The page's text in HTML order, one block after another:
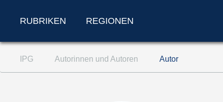
Zum Inhalt springen (Accesskey '1')
Zur Suche springen (Accesskey '2')
RUBRIKEN REGIONEN
IPG Autorinnen und Autoren Autor